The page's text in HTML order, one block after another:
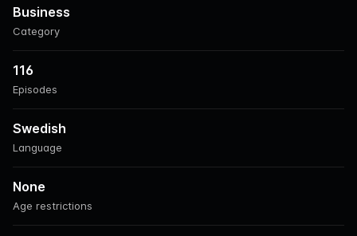
Category
Business
Episodes
116
Language
Swedish
Age restrictions
None